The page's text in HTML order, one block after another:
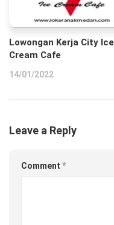
Lowongan Kerja City Ice
Cream Cafe
14/01/2022
Leave a Reply
Comment *